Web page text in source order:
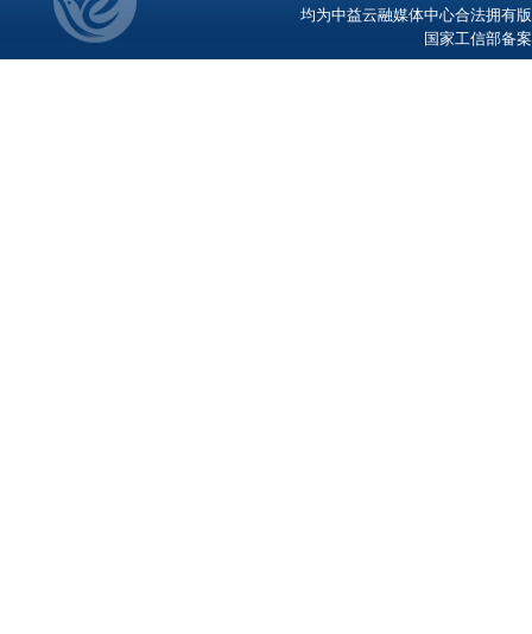
均为中益云融媒体中心合法拥有
国家工信部备